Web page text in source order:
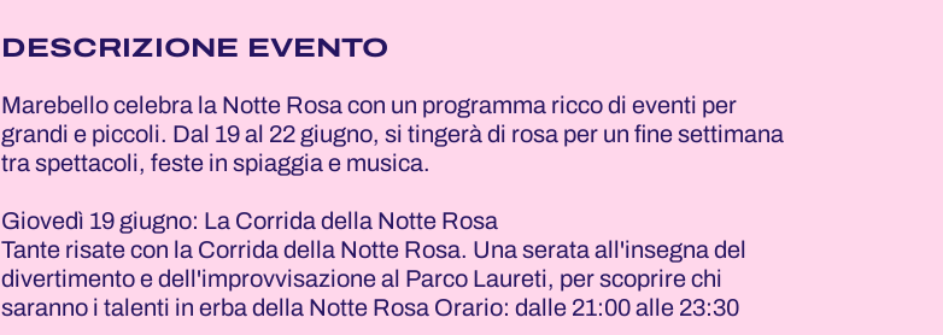
DESCRIZIONE EVENTO
Marebello celebra la Notte Rosa con un programma ricco di eventi per
grandi e piccoli. Dal 19 al 22 giugno, si tingerà di rosa per un fine settimana
tra spettacoli, feste in spiaggia e musica.
Giovedì 19 giugno: La Corrida della Notte Rosa
Tante risate con la Corrida della Notte Rosa. Una serata all'insegna del
divertimento e dell'improvvisazione al Parco Laureti, per scoprire chi
saranno i talenti in erba della Notte Rosa Orario: dalle 21:00 alle 23:30